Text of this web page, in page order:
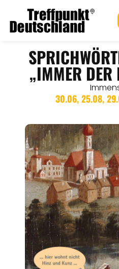
„IMMER DER
30.06, 25.08,